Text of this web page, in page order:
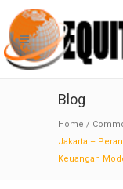
Blog
Home /
Jakarta –
Keuangan